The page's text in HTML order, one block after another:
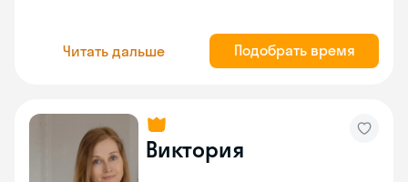
Читать дальше Подобрать время
Виктория